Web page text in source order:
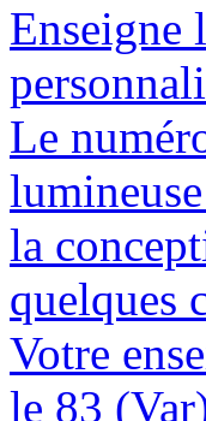
Enseigne
Le
la
quelques
Votre
le 83